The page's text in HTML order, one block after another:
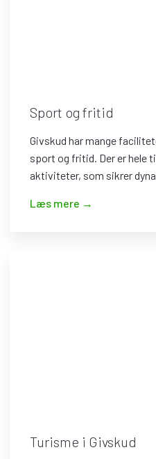
Sport og fritid
Givskud har mange
sport og fritid. Der er hele
aktiviteter, som sikrer
​Læs mere →
Turisme i Givskud